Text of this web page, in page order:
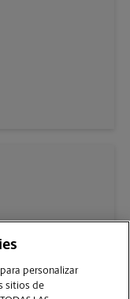
personalizar
sitios de